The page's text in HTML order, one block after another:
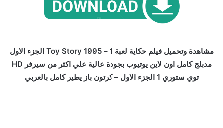
مشاهدة وتحميل فيلم حكاية لعبة 1 – Toy Story 1995 الجزء الاول
مدبلج كامل اون لاين يوتيوب بجودة عالية علي اكثر من سيرفر HD
توي ستوري 1 الجزء الاول – كرتون باز يطير كامل بالعربي